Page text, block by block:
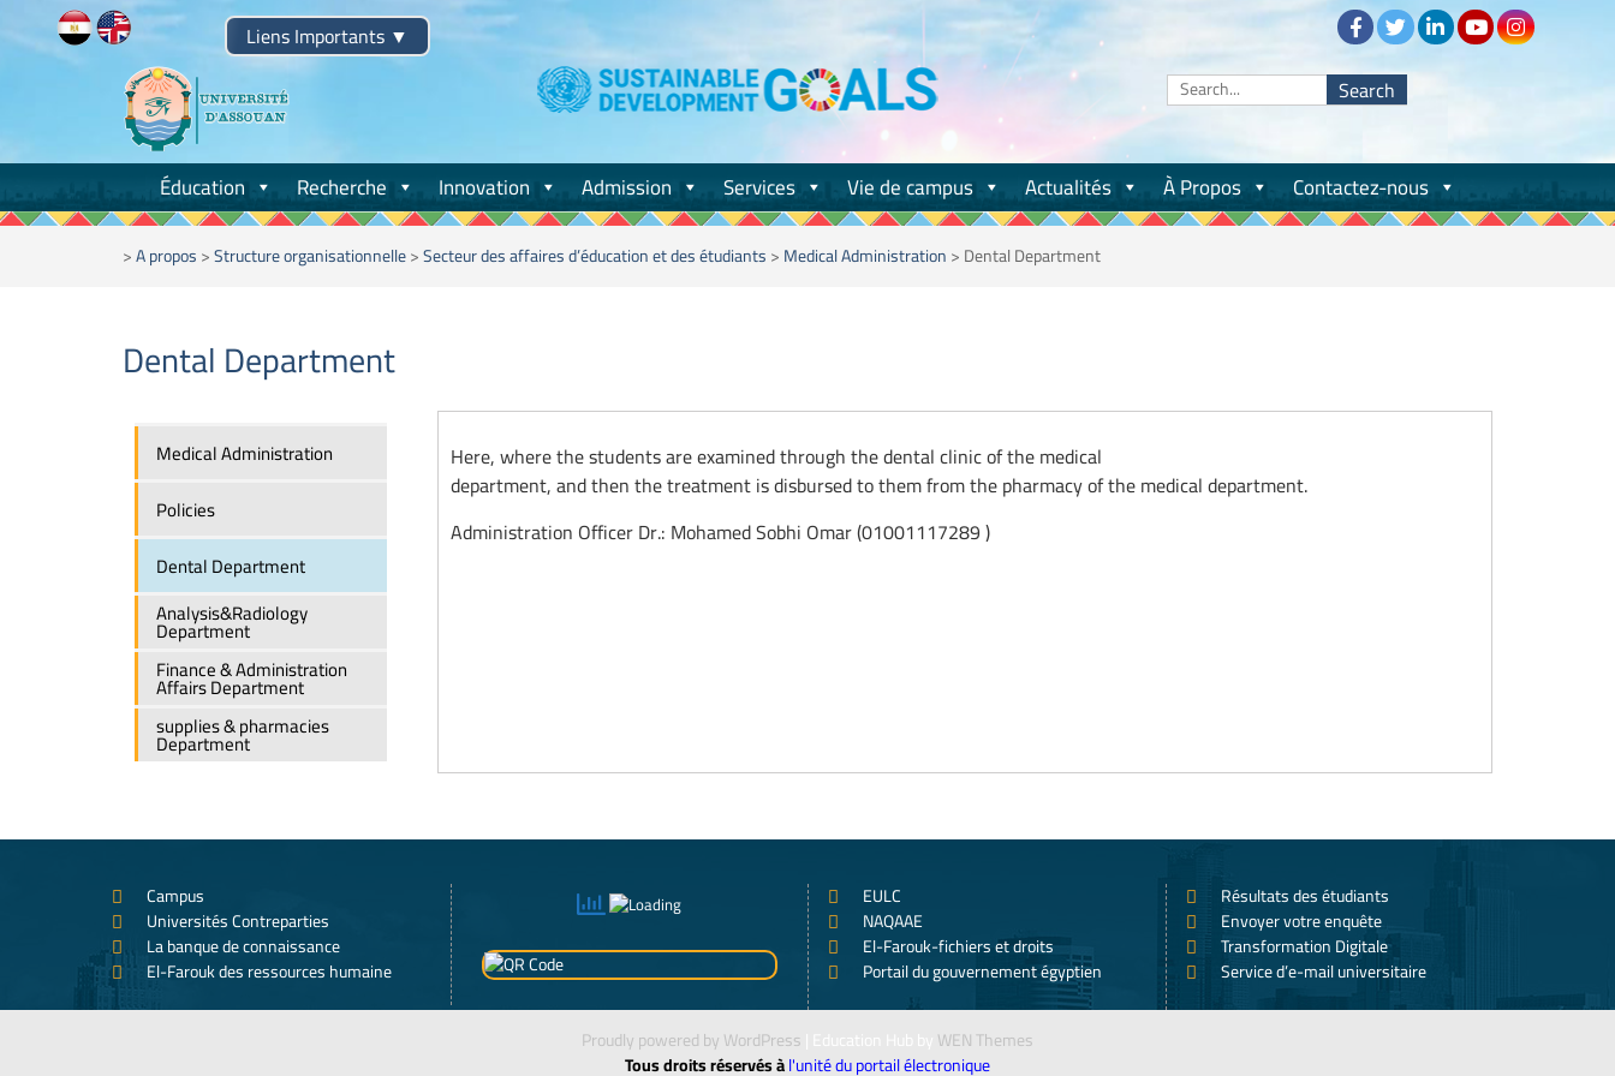
Liens Importants ▼
Éducation Recherche Innovation Admission Services Vie de campus Actualités À Propos Contactez-nous
>A propos>Structure organisationnelle>Secteur des affaires d’éducation et des étudiants>Medical Administration>Dental Department
Dental Department
Medical Administration
Policies
Dental Department
Analysis&Radiology
Department
Finance & Administration
Affairs Department
supplies & pharmacies
Department
Here, where the students areexamined through the dental clinic of the medical
department, and then the treatment is disbursed to them from the pharmacy of the medical department.
Administration Officer Dr.: Mohamed Sobhi Omar (01001117289 )
Campus
Universités Contreparties
La banque de connaissance
El-Farouk des ressources humaine
EULC
NAQAAE
El-Farouk-fichiers et droits
Portail du gouvernement égyptien
Résultats des étudiants
Envoyer votre enquête
Transformation Digitale
Service d’e-mail universitaire
Proudly powered by WordPress
WEN Themes
Tous droits réservés àl'unité du portail électronique